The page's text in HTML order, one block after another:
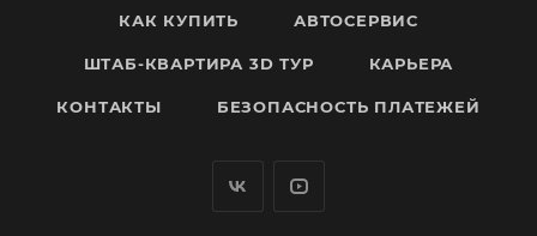
КАК КУПИТЬ АВТОСЕРВИС
ШТАБ-КВАРТИРА 3D ТУР КАРЬЕРА
КОНТАКТЫ БЕЗОПАСНОСТЬ ПЛАТЕЖЕЙ